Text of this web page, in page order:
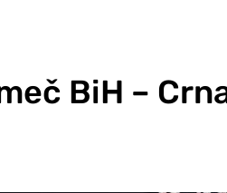
BiH –